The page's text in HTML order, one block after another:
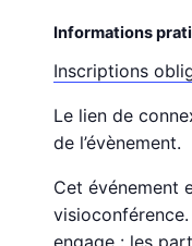
Informations
Inscriptions
Le lien de
de l’évènement.
Cet événement
engage : les